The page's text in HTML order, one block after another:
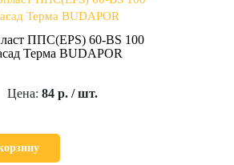
ППС(EPS) 60-BS 100
Терма BUDAPOR
Цена: 84 р. / шт.